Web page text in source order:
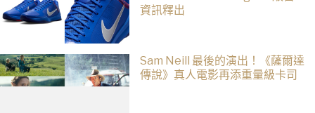
資訊釋出
Sam Neill 最後的演出！《薩爾達
傳說》真人電影再添重量級卡司